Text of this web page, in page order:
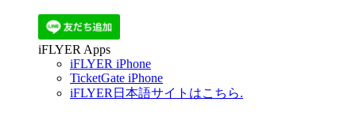
iFLYER Apps
iFLYER iPhone
TicketGate iPhone
iFLYER日本語サイトはこちら.